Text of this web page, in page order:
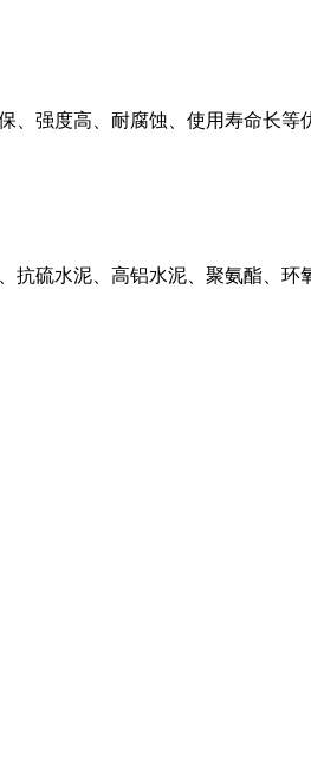
、强度高、耐腐蚀、使用寿命长等
抗硫水泥、高铝水泥、聚氨酯、